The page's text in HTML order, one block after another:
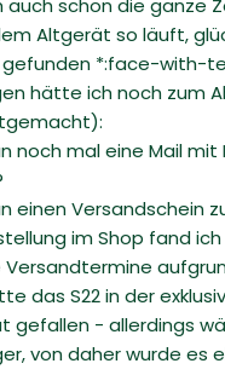
Altgerät so läuft,
gefunden *:face-with-
hätte ich noch zum
noch mal eine Mail mit
einen Versandschein
im Shop fand
das S22 in der
gefallen - allerdings
von daher wurde es